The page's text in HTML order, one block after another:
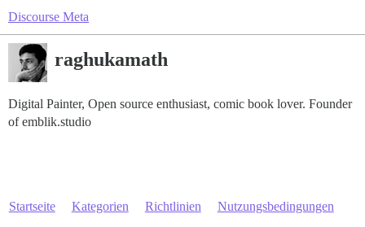
Discourse Meta
raghukamath
Digital Painter, Open source enthusiast, comic book lover. Founder
of emblik.studio
Startseite Kategorien Richtlinien Nutzungsbedingungen